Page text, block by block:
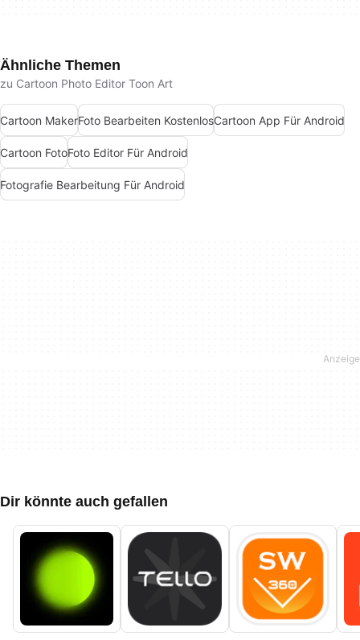
Ähnliche Themen
zu Cartoon Photo Editor Toon Art
Cartoon MakerFoto Bearbeiten KostenlosCartoon App Für Android
Cartoon FotoFoto Editor Für Android
Fotografie Bearbeitung Für Android
Dir könnte auch gefallen